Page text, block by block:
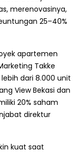
merenovasinya,
25–40%
apartemen
Takke
dari 8.000 unit
View Bekasi dan
20% saham
direktur
kuat saat